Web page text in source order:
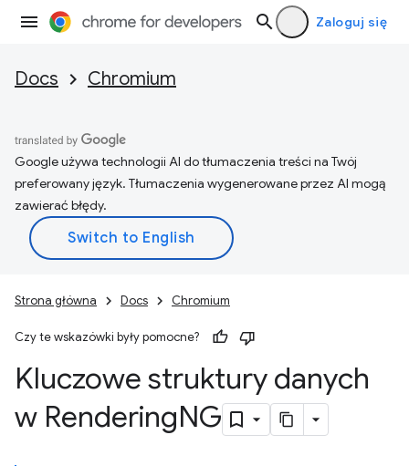
Zaloguj się
Docs Chromium
Google używa technologii AI do tłumaczenia treści na Twój
preferowany język. Tłumaczenia wygenerowane przez AI mogą
zawierać błędy.
Strona główna Docs Chromium
Czy te wskazówki były pomocne?
Kluczowe struktury danych
w RenderingNG